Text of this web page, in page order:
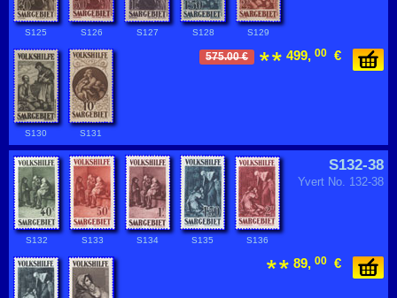
S125 S126 S127 S128 S129
S130 S131
575.00 € 499, 00 €
S132-38
Yvert No. 132-38
S132 S133 S134 S135 S136
89, 00 €